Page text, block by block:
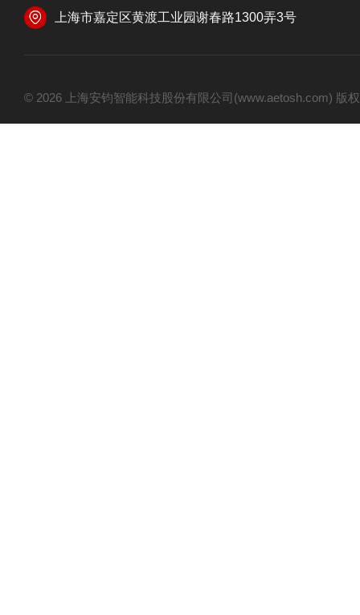
上海市嘉定区黄渡工业园谢春路1300弄3号
© 2026 上海安钧智能科技股份有限公司(www.aetosh.com)